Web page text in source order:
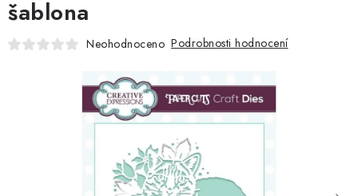
FOTORECENZE
MOJE OBJEDNÁVKA
šablona
Neohodnoceno Podrobnosti hodnocení